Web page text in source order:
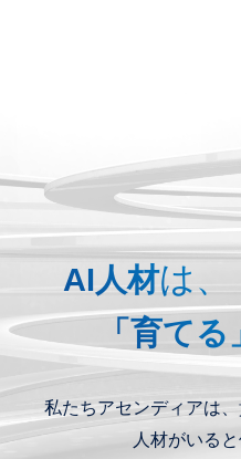
AI人材は、
「育て
私たちアセンディアは
人材がいる